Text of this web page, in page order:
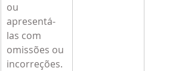
ou
apresentá-
las com
omissões ou
incorreções.